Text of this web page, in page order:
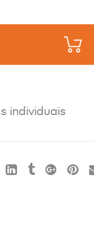
individuais